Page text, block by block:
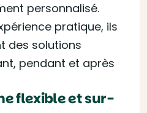
personnalisé.
pratique, ils
des solutions
pendant et après
flexible et sur-